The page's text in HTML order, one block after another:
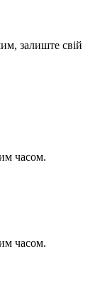
залиште свій
часом.
часом.